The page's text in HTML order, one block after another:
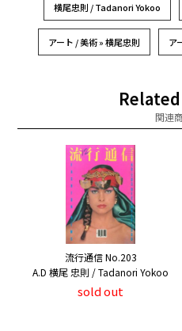
横尾忠則 / Tadanori Yokoo
アート / 美術 » 横尾忠則 ア
関連
流行通信 No.203
A.D 横尾 忠則 / Tadanori Yokoo
sold out